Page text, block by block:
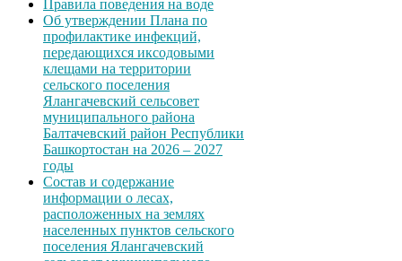
Правила поведения на воде
Об утверждении Плана по
профилактике инфекций,
передающихся иксодовыми
клещами на территории
сельского поселения
Ялангачевский сельсовет
муниципального района
Балтачевский район Республики
Башкортостан на 2026 – 2027
годы
Состав и содержание
информации о лесах,
расположенных на землях
населенных пунктов сельского
поселения Ялангачевский